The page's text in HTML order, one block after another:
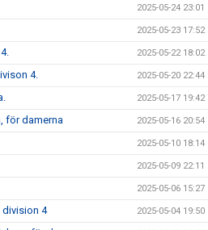
2025-05-24 23:01
2025-05-23 17:52
2025-05-22 18:02
4. 2025-05-20 22:44
2025-05-17 19:42
för damerna 2025-05-16 20:54
2025-05-10 18:14
2025-05-09 22:11
2025-05-06 15:27
division 4 2025-05-04 19:50